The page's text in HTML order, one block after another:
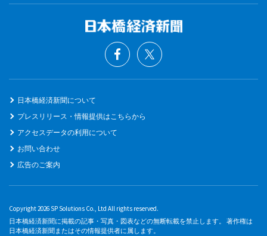
日本橋経済新聞について
プレスリリース・情報提供はこちらから
アクセスデータの利用について
お問い合わせ
広告のご案内
Copyright 2026 SP Solutions Co., Ltd All rights reserved.
日本橋経済新聞に掲載の記事・写真・図表などの無断転載を禁止します。 著作権は
日本橋経済新聞またはその情報提供者に属します。